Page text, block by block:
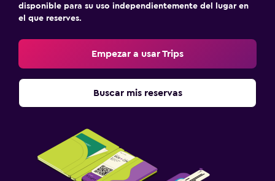
disponible para su uso independientemente del lugar en
el que reserves.
Empezar a usar Trips
Buscar mis reservas